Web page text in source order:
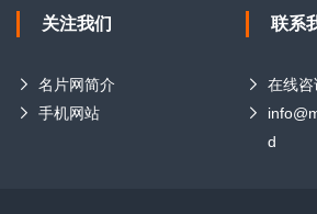
关注我们
名片网简介
手机网站
联系
在线咨
d